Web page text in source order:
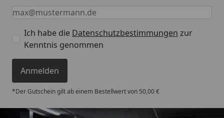
Keine Eingabe erforderlich
Eingabe erforderlich
E-Mail *
Ich habe die Datenschutzbestimmungen zur
Kenntnis genommen
Anmelden
*Der Gutschein gilt ab einem Bestellwert von 50,00 €